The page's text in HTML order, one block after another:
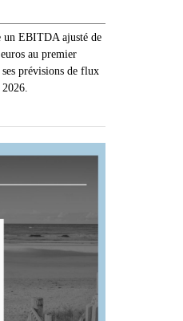
un EBITDA ajusté de
au premier
ses prévisions de flux